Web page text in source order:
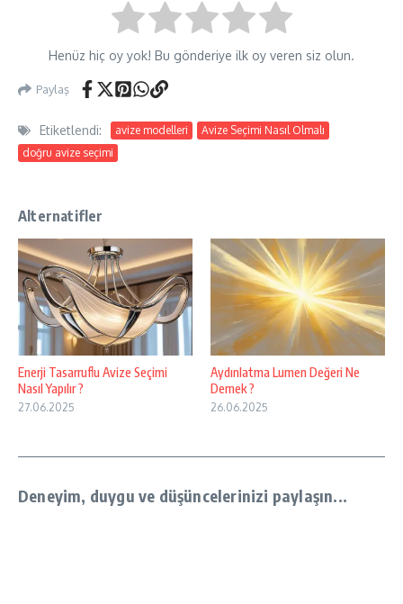
Henüz hiç oy yok! Bu gönderiye ilk oy veren siz olun.
Paylaş
Etiketlendi: avize modelleri
Avize Seçimi Nasıl Olmalı
doğru avize seçimi
Alternatifler
Enerji Tasarruflu Avize Seçimi
Nasıl Yapılır ?
27.06.2025
Aydınlatma Lumen Değeri Ne
Demek ?
26.06.2025
Deneyim, duygu ve düşüncelerinizi paylaşın...